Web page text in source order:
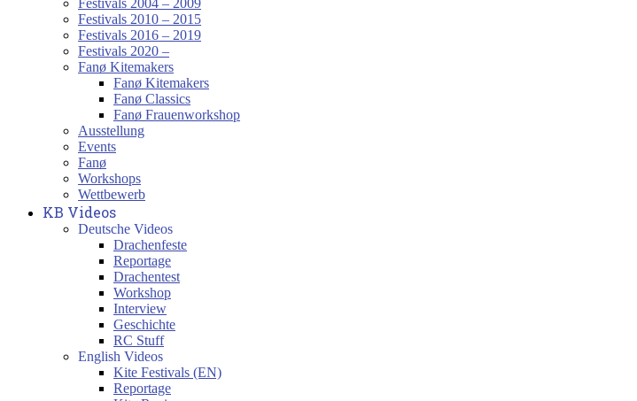
Festivals 2004 – 2009
Festivals 2010 – 2015
Festivals 2016 – 2019
Festivals 2020 –
Fanø Kitemakers
Fanø Kitemakers
Fanø Classics
Fanø Frauenworkshop
Ausstellung
Events
Fanø
Workshops
Wettbewerb
KB Videos
Deutsche Videos
Drachenfeste
Reportage
Drachentest
Workshop
Interview
Geschichte
RC Stuff
English Videos
Kite Festivals (EN)
Reportage